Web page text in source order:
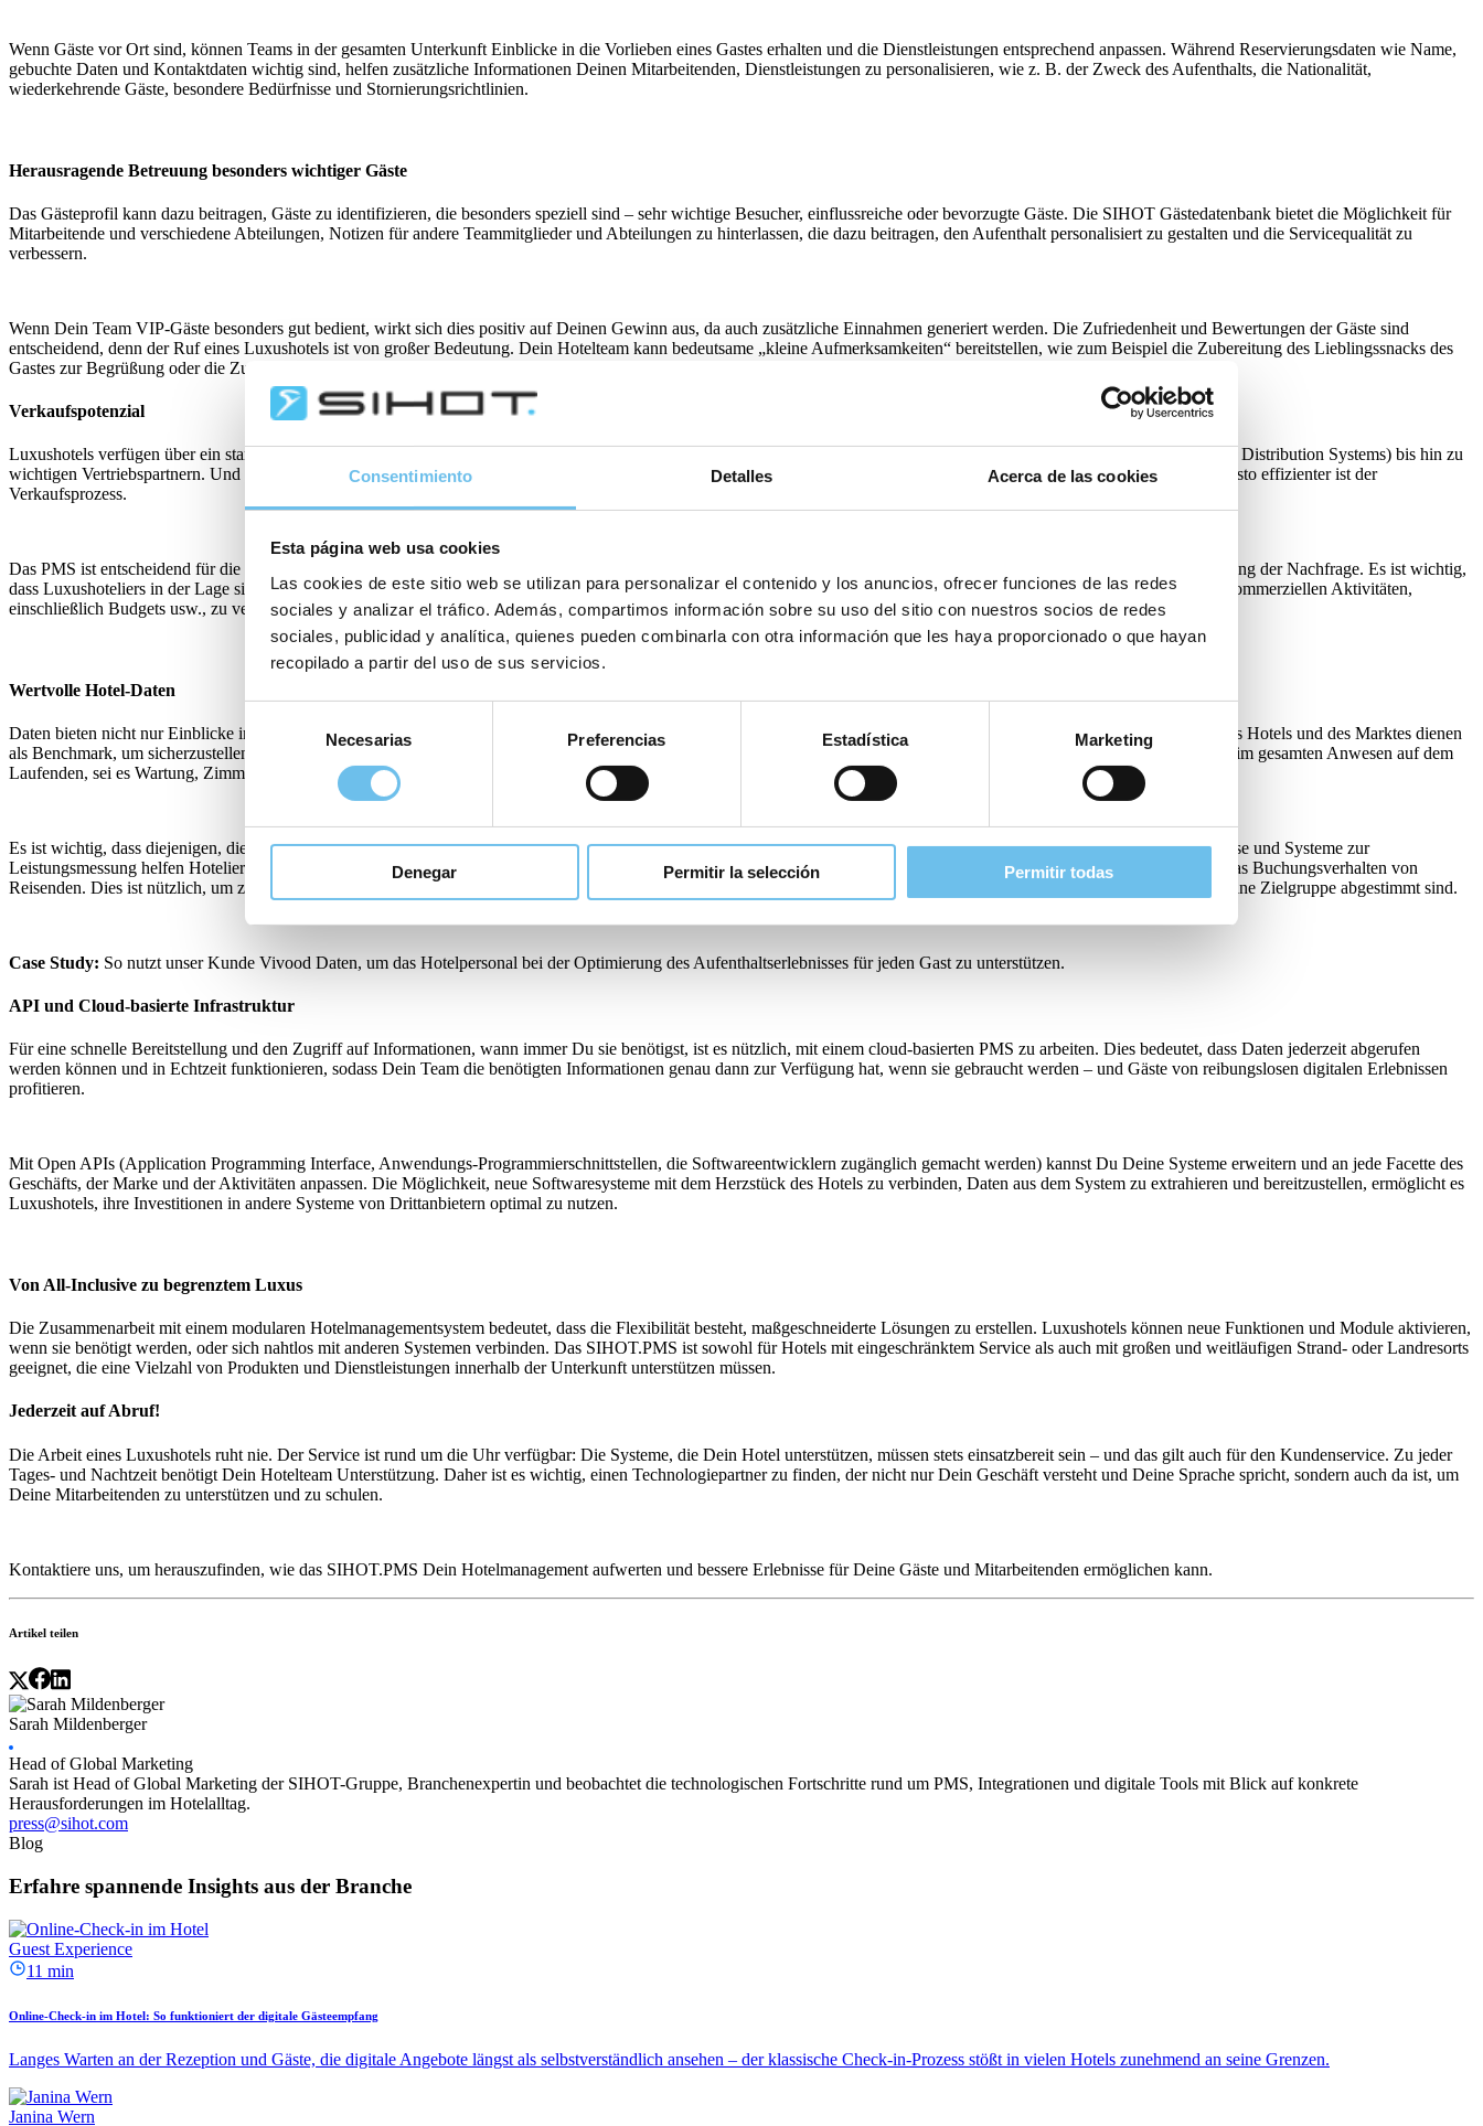
Consentimiento Detalles Acerca de las cookies
Esta página web usa cookies
Las cookies de este sitio web se utilizan para personalizar el contenido y los anuncios, ofrecer funciones de las redes
sociales y analizar el tráfico. Además, compartimos información sobre su uso del sitio con nuestros socios de redes
sociales, publicidad y analítica, quienes pueden combinarla con otra información que les haya proporcionado o que hayan
recopilado a partir del uso de sus servicios.
de
consentimiento
Necesarias Preferencias Estadística Marketing
Denegar Permitir la selección Permitir todas
Wenn Gäste vor Ort sind, können Teams in der gesamten Unterkunft Einblicke in die Vorlieben eines Gastes erhalten und die Dienstleistungen entsprechend anpassen. Während Reservierungsdaten wie Name,
gebuchte Daten und Kontaktdaten wichtig sind, helfen zusätzliche Informationen Deinen Mitarbeitenden, Dienstleistungen zu personalisieren, wie z. B. der Zweck des Aufenthalts, die Nationalität,
wiederkehrende Gäste, besondere Bedürfnisse und Stornierungsrichtlinien.
Herausragende Betreuung besonders wichtiger Gäste
Das Gästeprofil kann dazu beitragen, Gäste zu identifizieren, die besonders speziell sind – sehr wichtige Besucher, einflussreiche oder bevorzugte Gäste. Die SIHOT Gästedatenbank bietet die Möglichkeit für
Mitarbeitende und verschiedene Abteilungen, Notizen für andere Teammitglieder und Abteilungen zu hinterlassen, die dazu beitragen, den Aufenthalt personalisiert zu gestalten und die Servicequalität zu
verbessern.
Wenn Dein Team VIP-Gäste besonders gut bedient, wirkt sich dies positiv auf Deinen Gewinn aus, da auch zusätzliche Einnahmen generiert werden. Die Zufriedenheit und Bewertungen der Gäste sind
entscheidend, denn der Ruf eines Luxushotels ist von großer Bedeutung. Dein Hotelteam kann bedeutsame „kleine Aufmerksamkeiten“ bereitstellen, wie zum Beispiel die Zubereitung des Lieblingssnacks des
Gastes zur Begrüßung oder die Zuweisung ihres bevorzugten Esstisches, den sie bereits beim letzten Besuch im CRM erfasst haben.
Verkaufspotenzial
Luxushotels verfügen über ein starkes Netzwerk von Vertriebskanälen durch die Zusammenarbeit mit Online-Reisebüros (OTAs = Online Travel Agents) und dem GDS (Global Distribution Systems) bis hin zu
wichtigen Vertriebspartnern. Und es gibt Verkaufsteams, die mit Firmenkunden arbeiten. Je mehr Einblicke das Team in die Hotelperformance, die Einnahmen und Preise hat, desto effizienter ist der
Verkaufsprozess.
Das PMS ist entscheidend für die Erfassung der Informationen, die für die Erstellung von Verkaufs- und Veranstaltungsvorschlägen erforderlich sind, einschließlich der Beurteilung der Nachfrage. Es ist wichtig,
dass Luxushoteliers in der Lage sind, Verkäufer verschiedenen Konten zuzuweisen, was es Unternehmen ermöglicht, klare Strukturen in der Kundendatei zu schaffen und alle kommerziellen Aktivitäten,
einschließlich Budgets usw., zu verwalten.
Wertvolle Hotel-Daten
Daten bieten nicht nur Einblicke in Gästevorlieben, sondern können auch die Betriebseffizienz verbessern, Kosten senken und den Umsatz steigern. Einblicke in die Leistung des Hotels und des Marktes dienen
als Benchmark, um sicherzustellen, dass Einnahmen und Ausgaben auf dem richtigen Niveau liegen. Aktualisierungen zum Hotelbetrieb halten Dein Personal über Änderungen im gesamten Anwesen auf dem
Laufenden, sei es Wartung, Zimmerservice oder Housekeeping.
Es ist wichtig, dass diejenigen, die Gästedienste erbringen, in der Lage sind, die wichtigsten Daten zu verstehen und entsprechend zu handeln. Business Intelligence, Datenanalyse und Systeme zur
Leistungsmessung helfen Hoteliers, den Umfang der Daten zu verstehen und sie sinnvoll zu nutzen. Makrodaten liefern Einblicke in die allgemeine Verbraucherstimmung und das Buchungsverhalten von
Reisenden. Dies ist nützlich, um zu verstehen, wann Verbraucher ihre Reisen planen und buchen, damit Du Promotionen, Angebote und Produkte entwickeln kannst, die auf Deine Zielgruppe abgestimmt sind.
Case Study: So nutzt unser Kunde Vivood Daten, um das Hotelpersonal bei der Optimierung des Aufenthaltserlebnisses für jeden Gast zu unterstützen.
API und Cloud-basierte Infrastruktur
Für eine schnelle Bereitstellung und den Zugriff auf Informationen, wann immer Du sie benötigst, ist es nützlich, mit einem cloud-basierten PMS zu arbeiten. Dies bedeutet, dass Daten jederzeit abgerufen
werden können und in Echtzeit funktionieren, sodass Dein Team die benötigten Informationen genau dann zur Verfügung hat, wenn sie gebraucht werden – und Gäste von reibungslosen digitalen Erlebnissen
profitieren.
Mit Open APIs (Application Programming Interface, Anwendungs-Programmierschnittstellen, die Softwareentwicklern zugänglich gemacht werden) kannst Du Deine Systeme erweitern und an jede Facette des
Geschäfts, der Marke und der Aktivitäten anpassen. Die Möglichkeit, neue Softwaresysteme mit dem Herzstück des Hotels zu verbinden, Daten aus dem System zu extrahieren und bereitzustellen, ermöglicht es
Luxushotels, ihre Investitionen in andere Systeme von Drittanbietern optimal zu nutzen.
Von All-Inclusive zu begrenztem Luxus
Die Zusammenarbeit mit einem modularen Hotelmanagementsystem bedeutet, dass die Flexibilität besteht, maßgeschneiderte Lösungen zu erstellen. Luxushotels können neue Funktionen und Module aktivieren,
wenn sie benötigt werden, oder sich nahtlos mit anderen Systemen verbinden. Das SIHOT.PMS ist sowohl für Hotels mit eingeschränktem Service als auch mit großen und weitläufigen Strand- oder Landresorts
geeignet, die eine Vielzahl von Produkten und Dienstleistungen innerhalb der Unterkunft unterstützen müssen.
Jederzeit auf Abruf!
Die Arbeit eines Luxushotels ruht nie. Der Service ist rund um die Uhr verfügbar: Die Systeme, die Dein Hotel unterstützen, müssen stets einsatzbereit sein – und das gilt auch für den Kundenservice. Zu jeder
Tages- und Nachtzeit benötigt Dein Hotelteam Unterstützung. Daher ist es wichtig, einen Technologiepartner zu finden, der nicht nur Dein Geschäft versteht und Deine Sprache spricht, sondern auch da ist, um
Deine Mitarbeitenden zu unterstützen und zu schulen.
Kontaktiere uns, um herauszufinden, wie das SIHOT.PMS Dein Hotelmanagement aufwerten und bessere Erlebnisse für Deine Gäste und Mitarbeitenden ermöglichen kann.
Artikel teilen
Sarah Mildenberger
Head of Global Marketing
Sarah ist Head of Global Marketing der SIHOT-Gruppe, Branchenexpertin und beobachtet die technologischen Fortschritte rund um PMS, Integrationen und digitale Tools mit Blick auf konkrete
Herausforderungen im Hotelalltag.
press@sihot.com
Blog
Erfahre spannende Insights aus der Branche
Guest Experience
11 min
Online-Check-in im Hotel: So funktioniert der digitale Gästeempfang
Langes Warten an der Rezeption und Gäste, die digitale Angebote längst als selbstverständlich ansehen – der klassische Check-in-Prozess stößt in vielen Hotels zunehmend an seine Grenzen.
Janina Wern